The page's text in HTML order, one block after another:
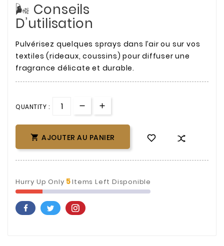
🌬️ Conseils
D’utilisation
Pulvérisez quelques sprays dans l’air ou sur vos
textiles (rideaux, coussins) pour diffuser une
fragrance délicate et durable.
QUANTITY :
 AJOUTER AU PANIER
Hurry Up Only 5Items Left Disponible